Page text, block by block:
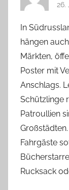
26.
In
hängen
Märkten,
Poster mit
Anschlags.
Schützlinge
Patroullien
Fahrgäste
Rucksack